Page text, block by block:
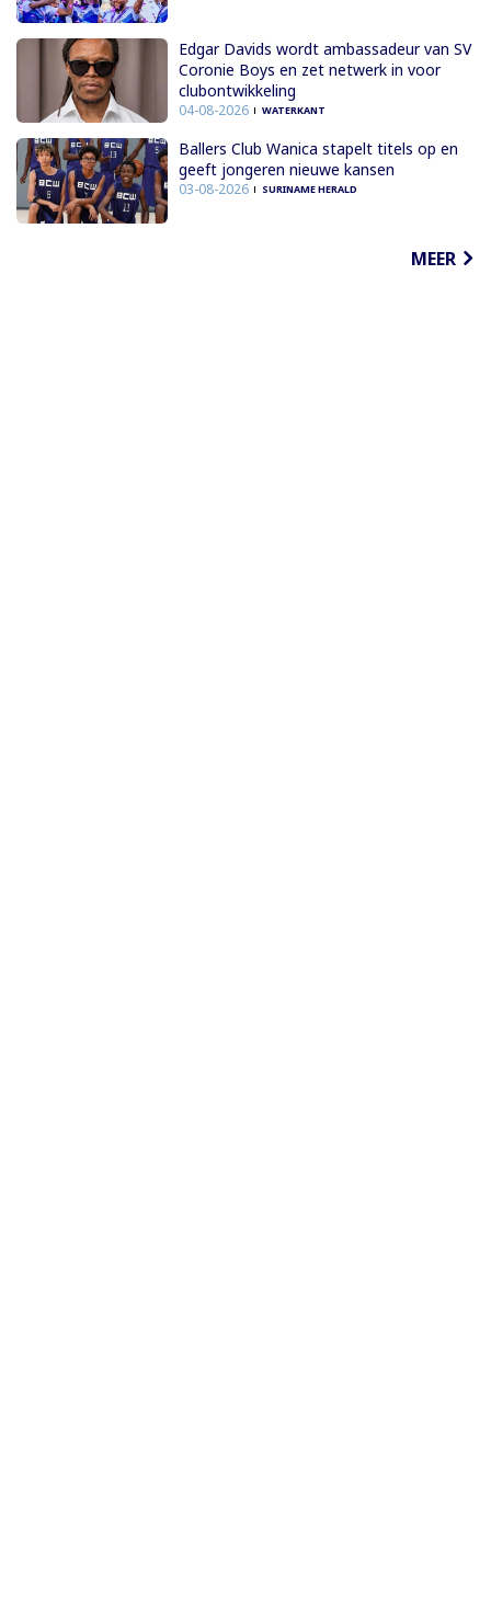
Edgar Davids wordt ambassadeur van SV
Coronie Boys en zet netwerk in voor
clubontwikkeling
04-08-2026 WATERKANT
Ballers Club Wanica stapelt titels op en
geeft jongeren nieuwe kansen
03-08-2026 SURINAME HERALD
MEER